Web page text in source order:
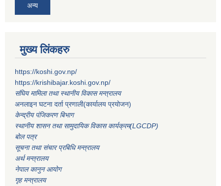
अन्य
मुख्य लिंकहरु
https://koshi.gov.np/
https://krishibajar.koshi.gov.np/
संघिय मामिला तथा स्थानीय विकास मन्त्रालय
अनलाइन घटना दर्ता प्रणाली(कार्यालय प्रयोजन)
केन्द्रीय पंजिकरण बिभाग
स्थानीय शासन तथा सामुदायिक विकास कार्यक्रम(LGCDP)
बोल पत्र
सूचना तथा संचार प्रबिधि मन्त्रालय
अर्थ मन्त्रालय
नेपाल कानुन आयोग
गृह मन्त्रालय